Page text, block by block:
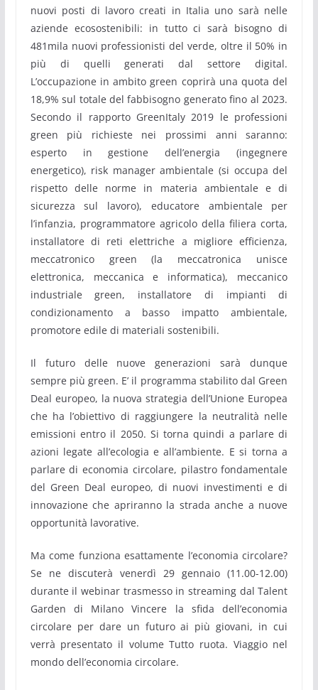
nuovi posti di lavoro creati in Italia uno sarà nelle
aziende ecosostenibili: in tutto ci sarà bisogno di
481mila nuovi professionisti del verde, oltre il 50% in
più di quelli generati dal settore digital.
L’occupazione in ambito green coprirà una quota del
18,9% sul totale del fabbisogno generato fino al 2023.
Secondo il rapporto GreenItaly 2019 le professioni
green più richieste nei prossimi anni saranno:
esperto in gestione dell’energia (ingegnere
energetico), risk manager ambientale (si occupa del
rispetto delle norme in materia ambientale e di
sicurezza sul lavoro), educatore ambientale per
l’infanzia, programmatore agricolo della filiera corta,
installatore di reti elettriche a migliore efficienza,
meccatronico green (la meccatronica unisce
elettronica, meccanica e informatica), meccanico
industriale green, installatore di impianti di
condizionamento a basso impatto ambientale,
promotore edile di materiali sostenibili.
Il futuro delle nuove generazioni sarà dunque
sempre più green. E’ il programma stabilito dal Green
Deal europeo, la nuova strategia dell’Unione Europea
che ha l’obiettivo di raggiungere la neutralità nelle
emissioni entro il 2050. Si torna quindi a parlare di
azioni legate all’ecologia e all’ambiente. E si torna a
parlare di economia circolare, pilastro fondamentale
del Green Deal europeo, di nuovi investimenti e di
innovazione che apriranno la strada anche a nuove
opportunità lavorative.
Ma come funziona esattamente l’economia circolare?
Se ne discuterà venerdì 29 gennaio (11.00-12.00)
durante il webinar trasmesso in streaming dal Talent
Garden di Milano Vincere la sfida dell’economia
circolare per dare un futuro ai più giovani, in cui
verrà presentato il volume Tutto ruota. Viaggio nel
mondo dell’economia circolare.